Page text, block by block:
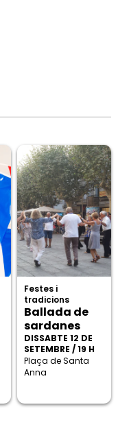
Festes i
tradicions
Ballada de
sardanes
DISSABTE 12 DE
SETEMBRE / 19 H
Plaça de Santa
Anna